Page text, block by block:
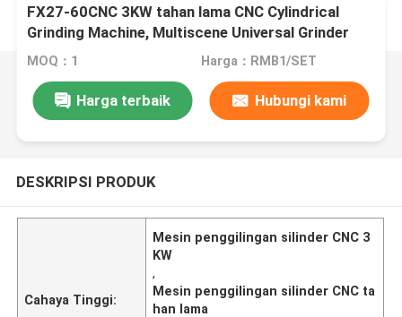
FX27-60CNC 3KW tahan lama CNC Cylindrical
Grinding Machine, Multiscene Universal Grinder
Machine
MOQ：1 Harga：RMB1/SET
Harga terbaik Hubungi kami
DESKRIPSI PRODUK
Cahaya Tinggi:
Mesin penggilingan silinder CNC 3
KW
,
Mesin penggilingan silinder CNC ta
han lama